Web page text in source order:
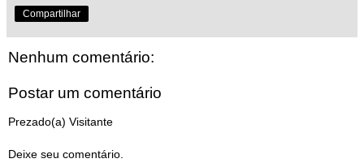
Compartilhar
Nenhum comentário:
Postar um comentário
Prezado(a) Visitante
Deixe seu comentário.